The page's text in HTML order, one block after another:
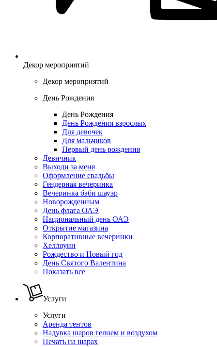
Декор мероприятий
Декор мероприятий
День Рождения
День Рождения
День Рождения взрослых
Для девочек
Для мальчиков
Первый день рождения
Девичник
Выходи за меня
Оформление свадьбы
Гендерная вечеринка
Вечеринка бэби шауэр
Новорожденным
День флага ОАЭ
Национальный день ОАЭ
Открытие магазина
Корпоративные вечеринки
Хеллоуин
Рождество и Новый год
День Святого Валентина
Показать все
Услуги
Услуги
Аренда тентов
Надувка шаров гелием и воздухом
Печать на шарах